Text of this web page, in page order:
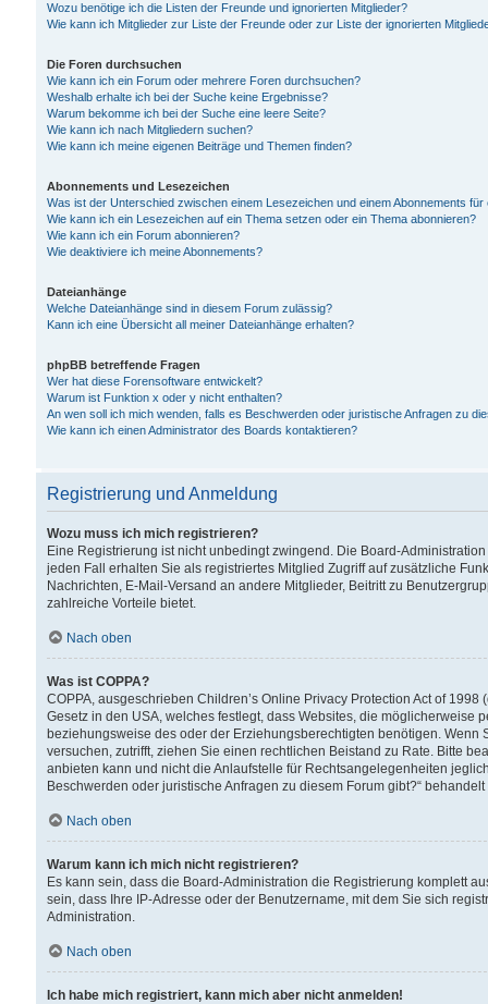
Wozu benötige ich die Listen der Freunde und ignorierten Mitglieder?
Wie kann ich Mitglieder zur Liste der Freunde oder zur Liste der ignorierten
Die Foren durchsuchen
Wie kann ich ein Forum oder mehrere Foren durchsuchen?
Weshalb erhalte ich bei der Suche keine Ergebnisse?
Warum bekomme ich bei der Suche eine leere Seite?
Wie kann ich nach Mitgliedern suchen?
Wie kann ich meine eigenen Beiträge und Themen finden?
Abonnements und Lesezeichen
Was ist der Unterschied zwischen einem Lesezeichen und einem Abonnements
Wie kann ich ein Lesezeichen auf ein Thema setzen oder ein Thema abonnieren?
Wie kann ich ein Forum abonnieren?
Wie deaktiviere ich meine Abonnements?
Dateianhänge
Welche Dateianhänge sind in diesem Forum zulässig?
Kann ich eine Übersicht all meiner Dateianhänge erhalten?
phpBB betreffende Fragen
Wer hat diese Forensoftware entwickelt?
Warum ist Funktion x oder y nicht enthalten?
An wen soll ich mich wenden, falls es Beschwerden oder juristische Anfragen zu
Wie kann ich einen Administrator des Boards kontaktieren?
Registrierung und Anmeldung
Wozu muss ich mich registrieren?
Eine Registrierung ist nicht unbedingt zwingend. Die Board-
jeden Fall erhalten Sie als registriertes Mitglied Zugriff auf zusätzliche
Nachrichten, E-Mail-Versand an andere Mitglieder, Beitritt zu
zahlreiche Vorteile bietet.
Nach oben
Was ist COPPA?
COPPA, ausgeschrieben Children’s Online Privacy Protection Act of
Gesetz in den USA, welches festlegt, dass Websites, die
beziehungsweise des oder der Erziehungsberechtigten benötigen.
versuchen, zutrifft, ziehen Sie einen rechtlichen Beistand zu Rate. Bitte
anbieten kann und nicht die Anlaufstelle für Rechtsangelegenheiten
Beschwerden oder juristische Anfragen zu diesem Forum gibt?“
Nach oben
Warum kann ich mich nicht registrieren?
Es kann sein, dass die Board-Administration die Registrierung komplett
sein, dass Ihre IP-Adresse oder der Benutzername, mit dem Sie sich
Administration.
Nach oben
Ich habe mich registriert, kann mich aber nicht anmelden!